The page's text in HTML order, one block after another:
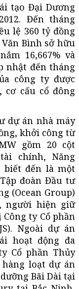
tạo Đại Dương
Đến tháng
lệ 360 tỷ đồng
Bình sở hữu
16,667% và
nhật đến tháng
công ty được
cơ cấu cổ đông
dự án nhà máy
khởi công từ
gồm 20 cột
chính, Năng
biết đến là một
đoàn Đầu tư
(Ocean Group)
người hiện giữ
ty Cổ phần
Ngoài dự án
hoạt động đa
Cổ phần Thủy
hàng loạt dự án
Bãi Dài tại